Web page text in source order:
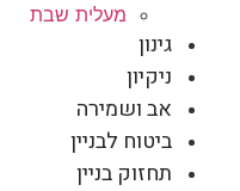
מעלית שבת
גינון
ניקיון
אב ושמירה
ביטוח לבניין
תחזוק בניין